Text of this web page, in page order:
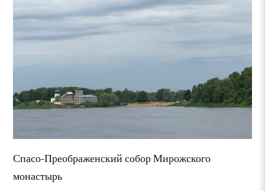
Спасо-Преображенский собор Мирожского
монастырь